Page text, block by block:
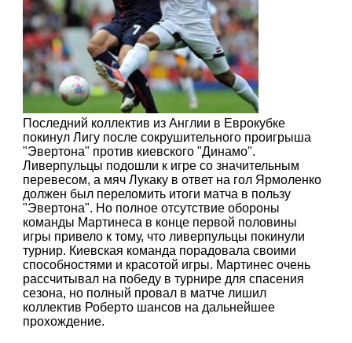
Последний коллектив из Англии в Еврокубке
покинул Лигу после сокрушительного проигрыша
"Эвертона" против киевского "Динамо".
Ливерпульцы подошли к игре со значительным
перевесом, а мяч Лукаку в ответ на гол Ярмоленко
должен был переломить итоги матча в пользу
"Эвертона". Но полное отсутствие обороны
команды Мартинеса в конце первой половины
игры привело к тому, что ливерпульцы покинули
турнир. Киевская команда порадовала своими
способностями и красотой игры. Мартинес очень
рассчитывал на победу в турнире для спасения
сезона, но полный провал в матче лишил
коллектив Роберто шансов на дальнейшее
прохождение.